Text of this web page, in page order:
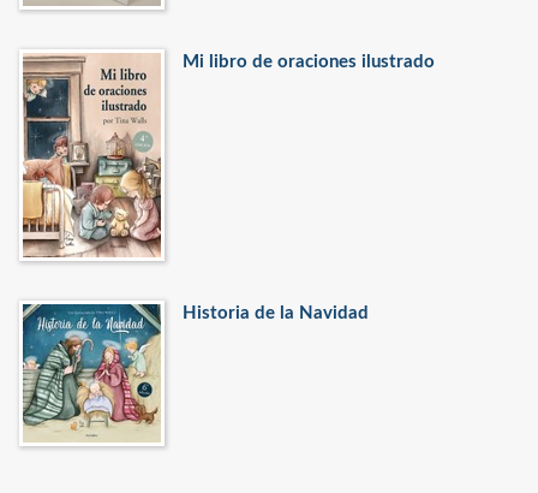
Mi libro de oraciones ilustrado
Historia de la Navidad